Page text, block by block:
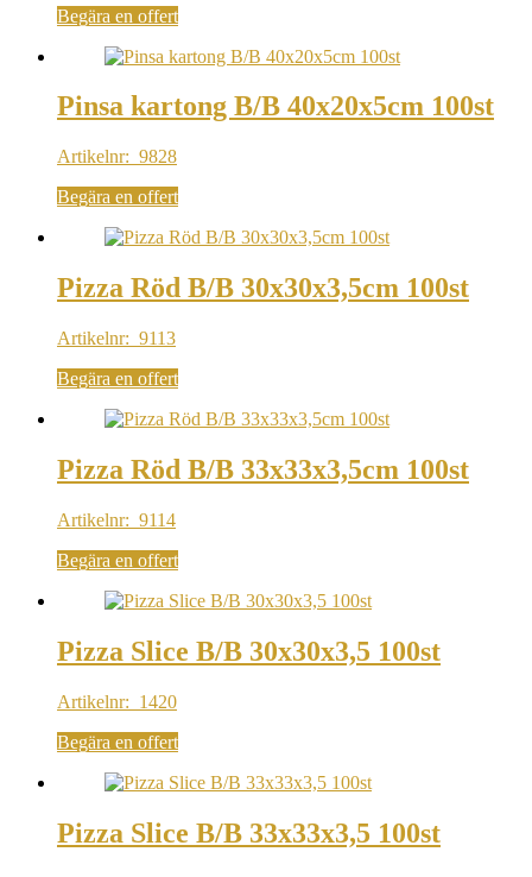
Begära en offert
Pinsa kartong B/B 40x20x5cm 100st
Artikelnr: 9828
Begära en offert
Pizza Röd B/B 30x30x3,5cm 100st
Artikelnr: 9113
Begära en offert
Pizza Röd B/B 33x33x3,5cm 100st
Artikelnr: 9114
Begära en offert
Pizza Slice B/B 30x30x3,5 100st
Artikelnr: 1420
Begära en offert
Pizza Slice B/B 33x33x3,5 100st